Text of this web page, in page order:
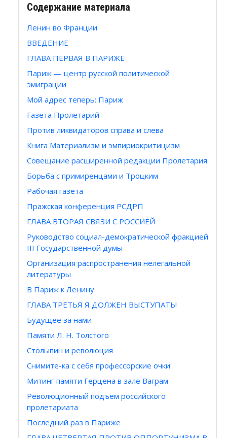
Содержание материала
Ленин во Франции
ВВЕДЕНИЕ
ГЛАВА ПЕРВАЯ В ПАРИЖЕ
Париж — центр русской политической
эмиграции
Мой адрес теперь: Париж
Газета Пролетарий
Против ликвидаторов справа и слева
Книга Материализм и эмпириокритицизм
Совещание расширенной редакции Пролетария
Борьба с примиренцами и Троцким
Рабочая газета
Пражская конференция РСДРП
ГЛАВА ВТОРАЯ СВЯЗИ С РОССИЕЙ
Руководство социал-демократической фракцией
III Государственной думы
Организация распространения нелегальной
литературы
В Париж к Ленину
ГЛАВА ТРЕТЬЯ Я ДОЛЖЕН ВЫСТУПАТЬ!
Будущее за нами
Памяти Л. Н. Толстого
Столыпин и революция
Снимите-ка с себя профессорские очки
Митинг памяти Герцена в зале Ваграм
Революционный подъем российского
пролетариата
Последний раз в Париже